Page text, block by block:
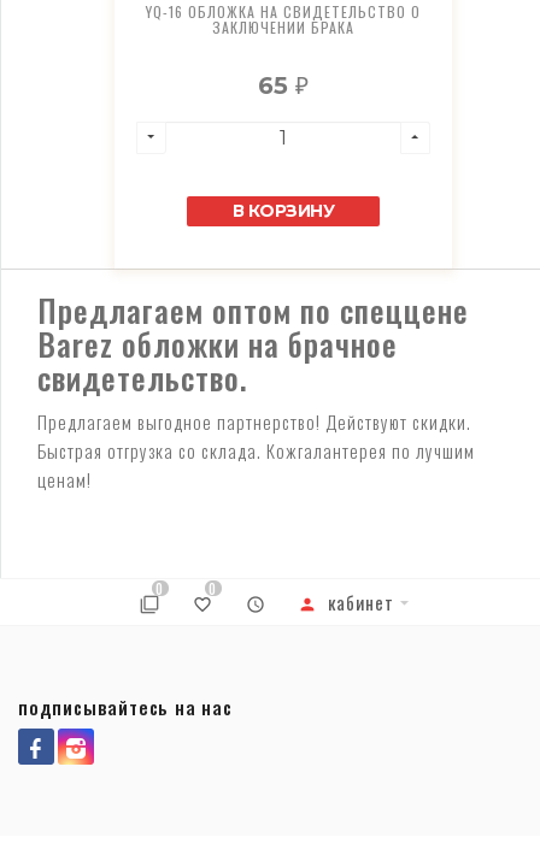
YQ-16 ОБЛОЖКА НА СВИДЕТЕЛЬСТВО О
ЗАКЛЮЧЕНИИ БРАКА
65 ₽
В КОРЗИНУ
Предлагаем оптом по спеццене
Barez обложки на брачное
свидетельство.
Предлагаем выгодное партнерство! Действуют скидки.
Быстрая отгрузка со склада. Кожгалантерея по лучшим
ценам!
0 0 кабинет
подписывайтесь на нас